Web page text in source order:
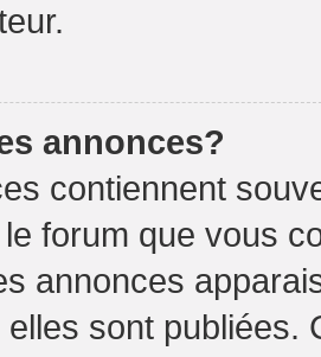
annonces?
contiennent
forum que vous
annonces
sont publiées.